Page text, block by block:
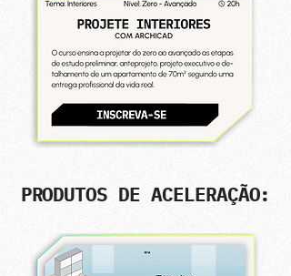
PRODUTOS DE ACELERAÇÃO: